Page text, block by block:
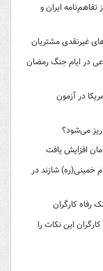
۱۴ بند سرنوشت‌ساز تفاهم‌نامه ایران و
غیرنقدی مشتریان
در ایام جنگ رمضان
در آزمونِ
می‌شود؟
خمینی(ره) شازند در
رفاه کارگران
این نکات را